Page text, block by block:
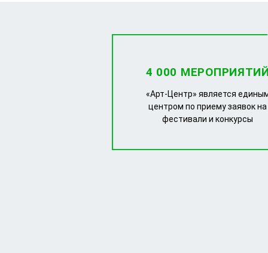
4 000
«Арт-Центр» является
центром по приему заявок на
фестивали и конкурсы